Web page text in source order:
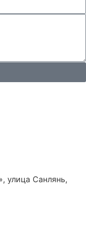
улица Санлянь,